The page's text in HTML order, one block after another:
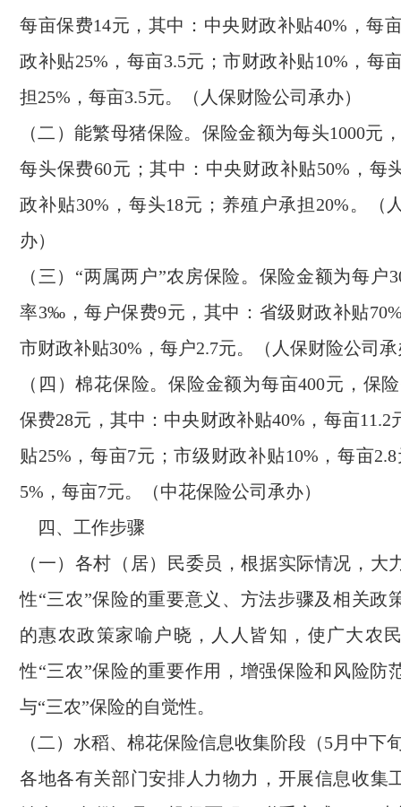
每亩保费14元，其中：中央财政补贴40%，每
政补贴25%，每亩3.5元；市财政补贴10%，每
担25%，每亩3.5元。（人保财险公司承办）
（二）能繁母猪保险。保险金额为每头1000元
每头保费60元；其中：中央财政补贴50%，每
政补贴30%，每头18元；养殖户承担20%。（
办）
（三）“两属两户”农房保险。保险金额为每户
率3‰，每户保费9元，其中：省级财政补贴
市财政补贴30%，每户2.7元。（人保财险公司
（四）棉花保险。保险金额为每亩400元，保
保费28元，其中：中央财政补贴40%，每亩11.2
贴25%，每亩7元；市级财政补贴10%，每亩
5%，每亩7元。（中花保险公司承办）
四、工作步骤
（一）各村（居）民委员，根据实际情况，大
性“三农”保险的重要意义、方法步骤及相关政
的惠农政策家喻户晓，人人皆知，使广大农
性“三农”保险的重要作用，增强保险和风险防
与“三农”保险的自觉性。
（二）水稻、棉花保险信息收集阶段（5月中下
各地各有关部门安排人力物力，开展信息收集